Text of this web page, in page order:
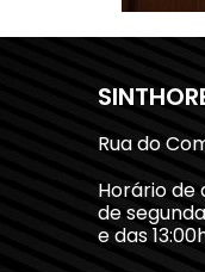
Rua do
Horário de
de
e das